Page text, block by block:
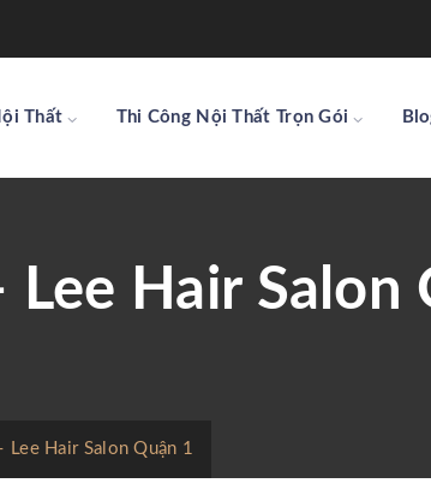
Thất Thi Công Nội Thất Trọn Gói
Hair Salon
Lee Hair Salon Quận 1